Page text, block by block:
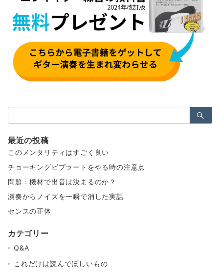
索：
最近の投稿
このメンタリティはすごく良い
チョーキングビブラートをやる時の注意点
問題：機材で出音は決まるのか？
演奏からノイズを一瞬で消した実話
センスの正体
カテゴリー
Q&A
これだけは読んでほしいもの